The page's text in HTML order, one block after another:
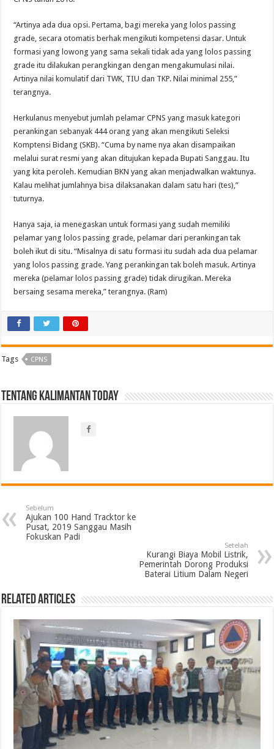
“Artinya ada dua opsi. Pertama, bagi mereka yang lolos passing
grade, secara otomatis berhak mengikuti kompetensi dasar. Untuk
formasi yang lowong yang sama sekali tidak ada yang lolos passing
grade itu dilakukan perangkingan dengan mengakumulasi nilai.
Artinya nilai komulatif dari TWK, TIU dan TKP. Nilai minimal 255,”
terangnya.
Herkulanus menyebut jumlah pelamar CPNS yang masuk kategori
perankingan sebanyak 444 orang yang akan mengikuti Seleksi
Komptensi Bidang (SKB). “Cuma by name nya akan disampaikan
melalui surat resmi yang akan ditujukan kepada Bupati Sanggau. Itu
yang kita peroleh. Kemudian BKN yang akan menjadwalkan waktunya.
Kalau melihat jumlahnya bisa dilaksanakan dalam satu hari (tes),”
tuturnya.
Hanya saja, ia menegaskan untuk formasi yang sudah memiliki
pelamar yang lolos passing grade, pelamar dari perankingan tak
boleh ikut di situ. “Misalnya di satu formasi itu sudah ada dua pelamar
yang lolos passing grade. Yang perankingan tak boleh masuk. Artinya
mereka (pelamar lolos passing grade) tidak dirugikan. Mereka
bersaing sesama mereka,” terangnya. (Ram)
Tags CPNS
Tentang Kalimantan Today
Sebelum
Ajukan 100 Hand Tracktor ke
Pusat, 2019 Sanggau Masih
Fokuskan Padi
Setelah
Kurangi Biaya Mobil Listrik,
Pemerintah Dorong Produksi
Baterai Litium Dalam Negeri
Related Articles